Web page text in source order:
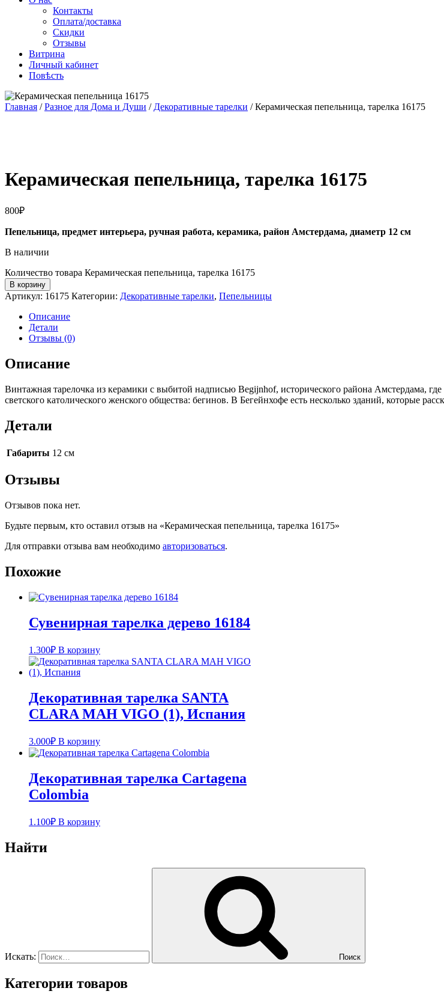
Контакты
Оплата/доставка
Скидки
Отзывы
Витрина
Личный кабинет
Повѣсть
Главная /Разное для Дома и Души / Декоративные тарелки / Керамическая пепельница, тарелка 16175
Керамическая пепельница, тарелка 16175
800₽
Пепельница, предмет интерьера, ручная работа, керамика, район Амстердама, диаметр 12 см
В наличии
Количество товара Керамическая пепельница, тарелка 16175
В корзину
Артикул: 16175 Категории: Декоративные тарелки, Пепельницы
Описание
Детали
Отзывы (0)
Описание
Винтажная тарелочка из керамики с выбитой надписью Begijnhof, исторического района Амстердама,
светского католического женского общества: бегинов. В Бегейнхофе есть несколько зданий, которые
Детали
Габариты 12 см
Отзывы
Отзывов пока нет.
Будьте первым, кто оставил отзыв на «Керамическая пепельница, тарелка 16175»
Для отправки отзыва вам необходимо авторизоваться.
Похожие
Сувенирная тарелка дерево 16184
1.300₽ В корзину
Декоративная тарелка SANTA
CLARA MAH VIGO (1), Испания
3.000₽ В корзину
Декоративная тарелка Cartagena
Colombia
1.100₽ В корзину
Найти
Искать: Поиск
Категории товаров